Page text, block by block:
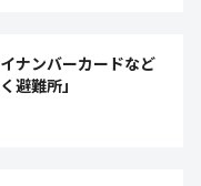
ナンバーカードなど
避難所」